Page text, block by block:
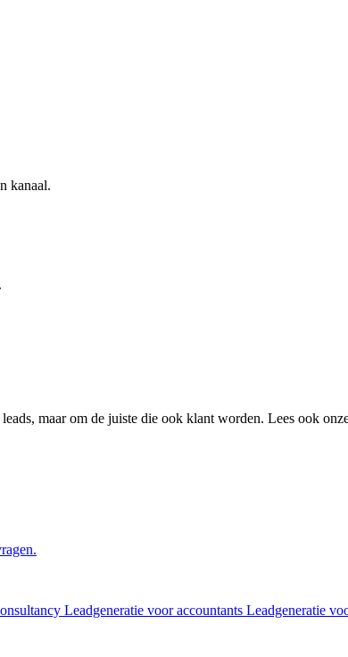
kanaal.
maar om de juiste die ook klant worden. Lees ook
Leadgeneratie voor accountants Leadgeneratie